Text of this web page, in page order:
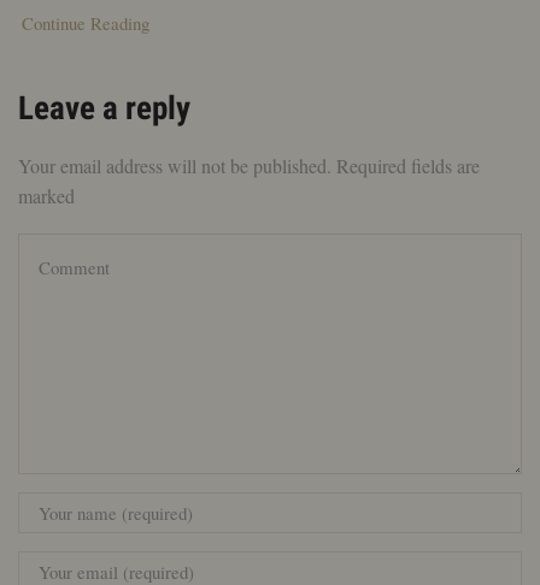
Continue Reading
Leave a reply
Your email address will not be published. Required fields are
marked